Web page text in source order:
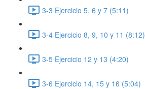
3-3 Ejercicio 5, 6 y 7 (5:11)
3-4 Ejercicio 8, 9, 10 y 11 (8:12)
3-5 Ejercicio 12 y 13 (4:20)
3-6 Ejercicio 14, 15 y 16 (5:04)